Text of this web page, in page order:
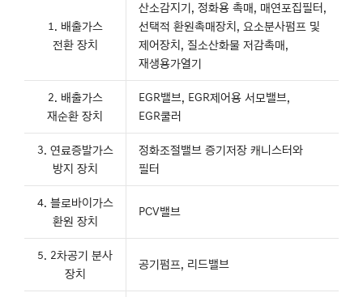
1. 배출가스
전환 장치
산소감지기, 정화용 촉매, 매연포집필터,
선택적 환원촉매장치, 요소분사펌프 및
제어장치, 질소산화물 저감촉매,
재생용가열기
2. 배출가스
재순환 장치
EGR밸브, EGR제어용 서모밸브,
EGR쿨러
3. 연료증발가스
방지 장치
정화조절밸브 증기저장 캐니스터와
필터
4. 블로바이가스
환원 장치
PCV밸브
5. 2차공기 분사
장치
공기펌프, 리드밸브